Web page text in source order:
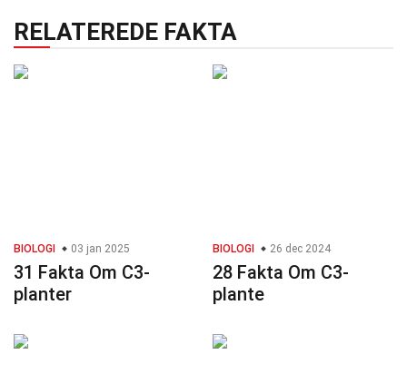
RELATEREDE FAKTA
BIOLOGI 03 jan 2025
31 Fakta Om C3-
planter
BIOLOGI 26 dec 2024
28 Fakta Om C3-
plante